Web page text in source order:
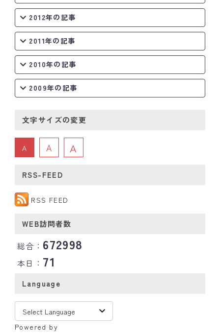
2012年の記事
2011年の記事
2010年の記事
2009年の記事
文字サイズの変更
A A A
RSS-FEED
RSS FEED
WEB訪問者数
総合： 672998
本日： 71
Language
Powered by